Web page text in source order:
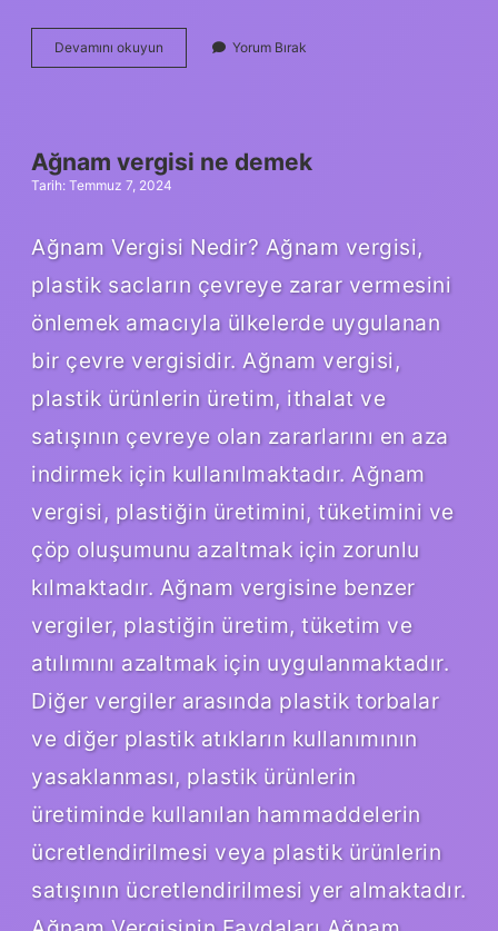
Devamını okuyun
ne
Yorum Bırak
Ağnam vergisi ne demek
Tarih: Temmuz 7, 2024
Ağnam Vergisi Nedir? Ağnam vergisi,
plastik sacların çevreye zarar vermesini
önlemek amacıyla ülkelerde uygulanan
bir çevre vergisidir. Ağnam vergisi,
plastik ürünlerin üretim, ithalat ve
satışının çevreye olan zararlarını en aza
indirmek için kullanılmaktadır. Ağnam
vergisi, plastiğin üretimini, tüketimini ve
çöp oluşumunu azaltmak için zorunlu
kılmaktadır. Ağnam vergisine benzer
vergiler, plastiğin üretim, tüketim ve
atılımını azaltmak için uygulanmaktadır.
Diğer vergiler arasında plastik torbalar
ve diğer plastik atıkların kullanımının
yasaklanması, plastik ürünlerin
üretiminde kullanılan hammaddelerin
ücretlendirilmesi veya plastik ürünlerin
satışının ücretlendirilmesi yer almaktadır.